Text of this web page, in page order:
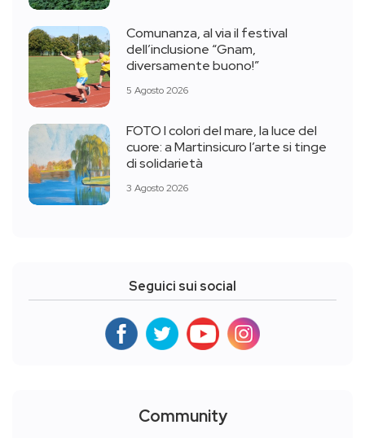
Comunanza, al via il festival
dell’inclusione “Gnam,
diversamente buono!”
5 Agosto 2026
FOTO I colori del mare, la luce del
cuore: a Martinsicuro l’arte si tinge
di solidarietà
3 Agosto 2026
Seguici sui social
Community